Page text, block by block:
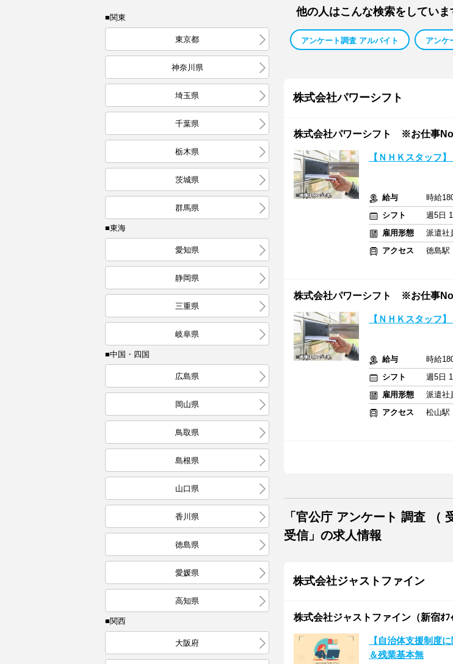
■関東
東京都
神奈川県
埼玉県
千葉県
栃木県
茨城県
群馬県
■東海
愛知県
静岡県
三重県
岐阜県
■中国・四国
広島県
岡山県
鳥取県
島根県
山口県
香川県
徳島県
愛媛県
高知県
■関西
大阪府
他の人はこんな検索をしていま
アンケート調査 アルバイト アンケ
株式会社パワーシフト
株式会社パワーシフト ※お仕事
【ＮＨＫスタッフ
給与
時給
シフト
週5日
雇用形態
派遣社
アクセス
徳島駅
株式会社パワーシフト ※お仕事
【ＮＨＫスタッフ
給与
時給
シフト
週5日
雇用形態
派遣社
アクセス
松山駅
「官公庁 アンケート 調査 （
受信」の求人情報
株式会社ジャストファイン
株式会社ジャストファイン（新宿ｵﾌ
【自治体支援制度
＆残業基本無